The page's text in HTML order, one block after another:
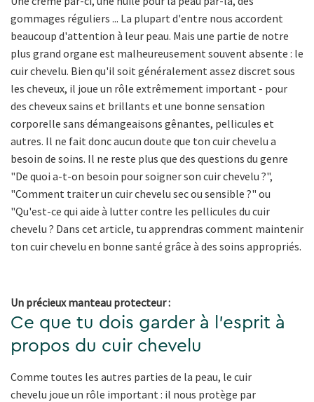
gommages réguliers ... La plupart d'entre nous accordent
beaucoup d'attention à leur peau. Mais une partie de notre
plus grand organe est malheureusement souvent absente : le
cuir chevelu. Bien qu'il soit généralement assez discret sous
les cheveux, il joue un rôle extrêmement important - pour
des cheveux sains et brillants et une bonne sensation
corporelle sans démangeaisons gênantes, pellicules et
autres. Il ne fait donc aucun doute que ton cuir chevelu a
besoin de soins. Il ne reste plus que des questions du genre
"De quoi a-t-on besoin pour soigner son cuir chevelu ?",
"Comment traiter un cuir chevelu sec ou sensible ?" ou
"Qu'est-ce qui aide à lutter contre les pellicules du cuir
chevelu ? Dans cet article, tu apprendras comment maintenir
ton cuir chevelu en bonne santé grâce à des soins appropriés.
Un précieux manteau protecteur :
Ce que tu dois garder à l'esprit à
propos du cuir chevelu
Comme toutes les autres parties de la peau, le cuir
chevelu joue un rôle important : il nous protège par